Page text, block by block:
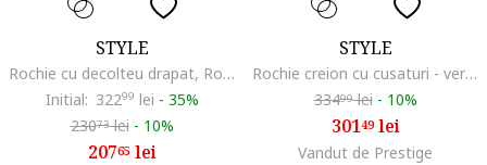
STYLE
Rochie cu decolteu drapat, Rosu
Initial: 32299 lei - 35%
23073lei - 10%
20765lei
STYLE
Rochie creion cu cusaturi - verde,
33499lei - 10%
30149lei
Vandut de Prestige